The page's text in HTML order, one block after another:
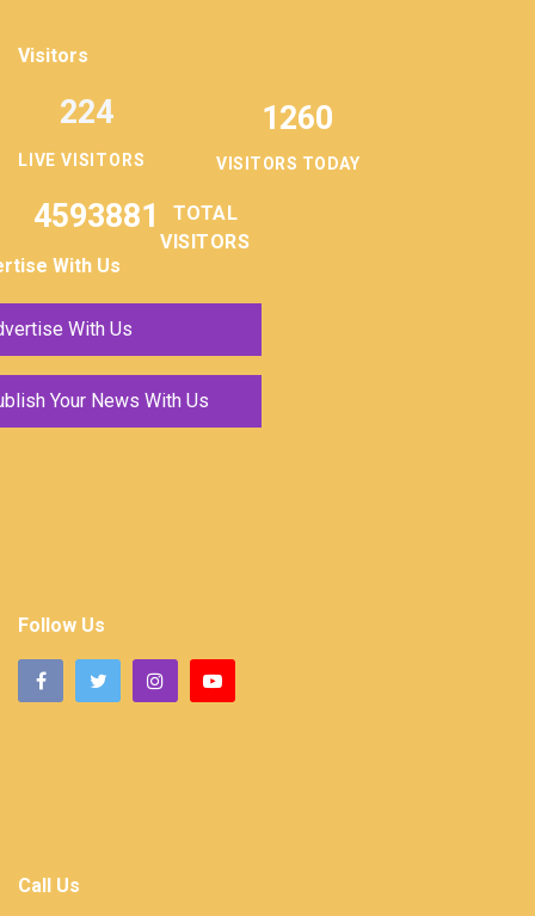
Visitors
LIVE VISITORS
224 1260
VISITORS TODAY
4593881
TOTAL
VISITORS
With Us
With Us
Your News With Us
Follow Us
Call Us